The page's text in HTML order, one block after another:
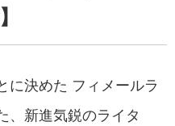
に決めた フィメールラ
、新進気鋭のライタ